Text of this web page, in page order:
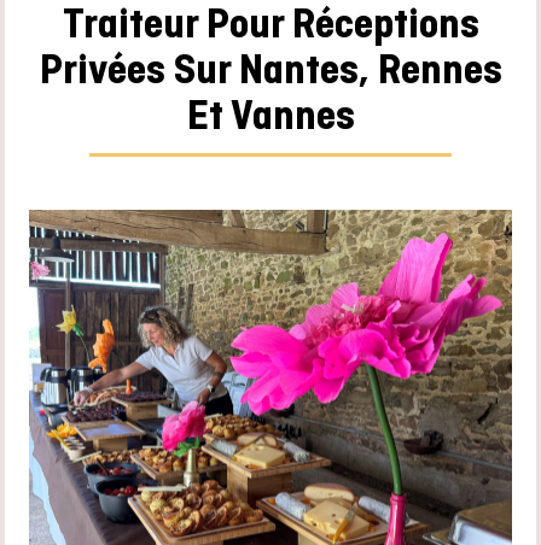
Traiteur Pour Réceptions
Privées Sur Nantes, Rennes
Et Vannes